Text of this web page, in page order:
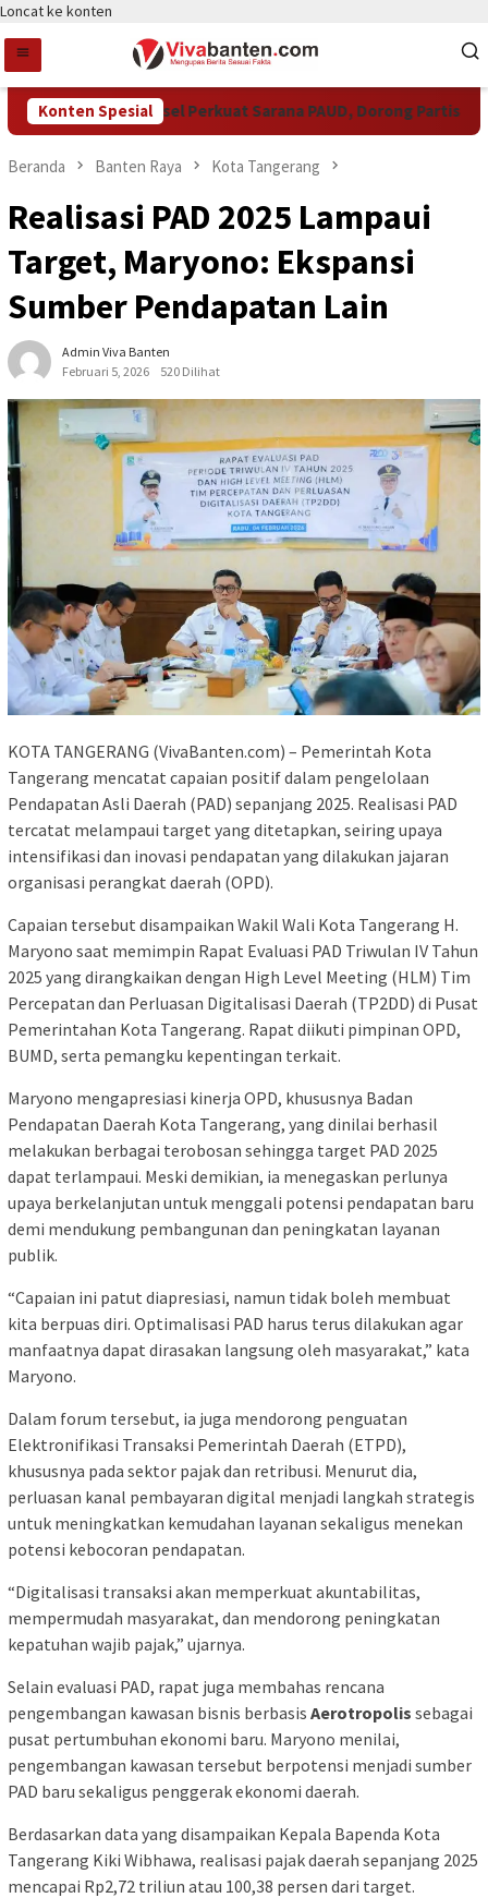
Loncat ke konten
Konten Spesial
Pemkot Tangsel Perkuat Sarana PAUD, Dorong Partisipasi
Beranda Banten Raya Kota Tangerang
Realisasi PAD 2025 Lampaui
Target, Maryono: Ekspansi
Sumber Pendapatan Lain
Admin Viva Banten
Februari 5, 2026
520 Dilihat
KOTA TANGERANG (VivaBanten.com) – Pemerintah Kota
Tangerang mencatat capaian positif dalam pengelolaan
Pendapatan Asli Daerah (PAD) sepanjang 2025. Realisasi PAD
tercatat melampaui target yang ditetapkan, seiring upaya
intensifikasi dan inovasi pendapatan yang dilakukan jajaran
organisasi perangkat daerah (OPD).
Capaian tersebut disampaikan Wakil Wali Kota Tangerang H.
Maryono saat memimpin Rapat Evaluasi PAD Triwulan IV Tahun
2025 yang dirangkaikan dengan High Level Meeting (HLM) Tim
Percepatan dan Perluasan Digitalisasi Daerah (TP2DD) di Pusat
Pemerintahan Kota Tangerang. Rapat diikuti pimpinan OPD,
BUMD, serta pemangku kepentingan terkait.
Maryono mengapresiasi kinerja OPD, khususnya Badan
Pendapatan Daerah Kota Tangerang, yang dinilai berhasil
melakukan berbagai terobosan sehingga target PAD 2025
dapat terlampaui. Meski demikian, ia menegaskan perlunya
upaya berkelanjutan untuk menggali potensi pendapatan baru
demi mendukung pembangunan dan peningkatan layanan
publik.
“Capaian ini patut diapresiasi, namun tidak boleh membuat
kita berpuas diri. Optimalisasi PAD harus terus dilakukan agar
manfaatnya dapat dirasakan langsung oleh masyarakat,” kata
Maryono.
Dalam forum tersebut, ia juga mendorong penguatan
Elektronifikasi Transaksi Pemerintah Daerah (ETPD),
khususnya pada sektor pajak dan retribusi. Menurut dia,
perluasan kanal pembayaran digital menjadi langkah strategis
untuk meningkatkan kemudahan layanan sekaligus menekan
potensi kebocoran pendapatan.
“Digitalisasi transaksi akan memperkuat akuntabilitas,
mempermudah masyarakat, dan mendorong peningkatan
kepatuhan wajib pajak,” ujarnya.
Selain evaluasi PAD, rapat juga membahas rencana
pengembangan kawasan bisnis berbasis Aerotropolis sebagai
pusat pertumbuhan ekonomi baru. Maryono menilai,
pengembangan kawasan tersebut berpotensi menjadi sumber
PAD baru sekaligus penggerak ekonomi daerah.
Berdasarkan data yang disampaikan Kepala Bapenda Kota
Tangerang Kiki Wibhawa, realisasi pajak daerah sepanjang 2025
mencapai Rp2,72 triliun atau 100,38 persen dari target.